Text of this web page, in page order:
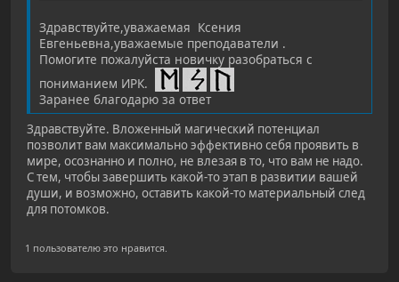
Здравствуйте,уважаемая Ксения
Евгеньевна,уважаемые преподаватели .
Помогите пожалуйста новичку разобраться с
пониманием ИРК.
Заранее благодарю за ответ
Здравствуйте. Вложенный магический потенциал
позволит вам максимально эффективно себя проявить в
мире, осознанно и полно, не влезая в то, что вам не надо.
С тем, чтобы завершить какой-то этап в развитии вашей
души, и возможно, оставить какой-то материальный след
для потомков.
1 пользователю это нравится.